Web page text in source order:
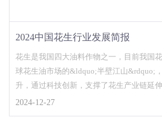
2024中国花生行业发展简报
花生是我国四大油料作物之一，目前我国
球花生油市场的&ldquo;半壁江山&rdquo;
升，通过科技创新，支撑了花生产业链延
2024-12-27